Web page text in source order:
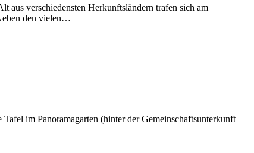
aus verschiedensten Herkunftsländern trafen sich am
den vielen…
im Panoramagarten (hinter der Gemeinschaftsunterkunft